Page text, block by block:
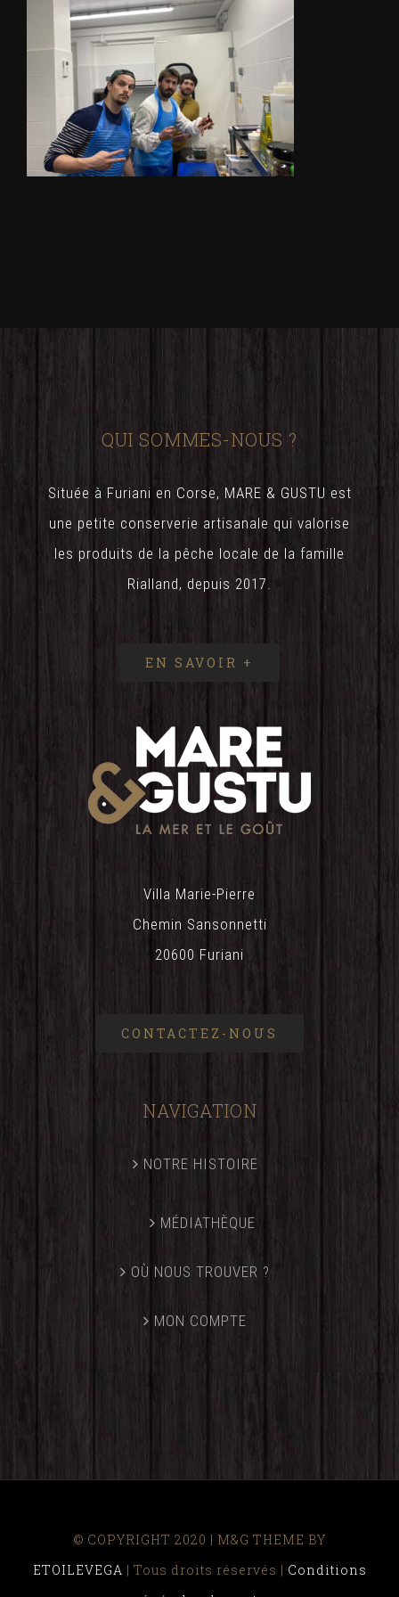
QUI SOMMES-NOUS ?
Située à Furiani en Corse, MARE & GUSTU est
une petite conserverie artisanale qui valorise
les produits de la pêche locale de la famille
Rialland, depuis 2017.
EN SAVOIR +
Villa Marie-Pierre
Chemin Sansonnetti
20600 Furiani
CONTACTEZ-NOUS
NAVIGATION
NOTRE HISTOIRE
MÉDIATHÈQUE
OÙ NOUS TROUVER ?
MON COMPTE
© COPYRIGHT 2020 | M&G THEME BY
ETOILEVEGA | Tous droits réservés | Conditions